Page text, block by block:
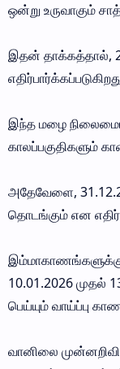
ஒன்று உருவாகும்
இதன் தாக்கத்தால்,
இந்த மழை
காலப்பகுதிகளும்
அதேவேளை,
தொடங்கும் என
10.01.2026 முதல்
பெய்யும் வாய்ப்பு
வானிலை